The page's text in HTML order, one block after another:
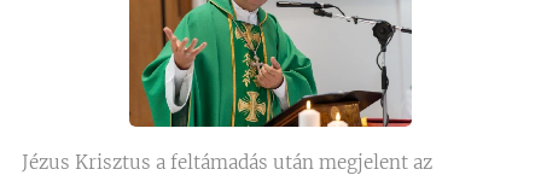
Jézus Krisztus a feltámadás után megjelent az